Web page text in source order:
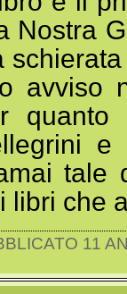
Nostra
avviso
quanto
tale
libri che
11